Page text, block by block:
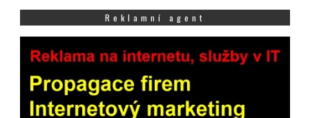
Reklamní agent